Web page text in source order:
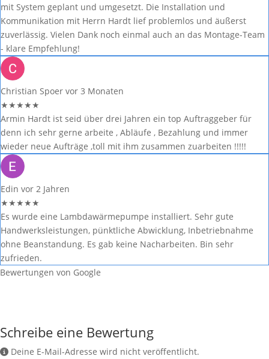
mit System geplant und umgesetzt. Die Installation und
Kommunikation mit Herrn Hardt lief problemlos und äußerst
zuverlässig. Vielen Dank noch einmal auch an das Montage-Team
- klare Empfehlung!
Christian Spoer vor 3 Monaten
★★★★★
Armin Hardt ist seid über drei Jahren ein top Auftraggeber für
denn ich sehr gerne arbeite , Abläufe , Bezahlung und immer
wieder neue Aufträge ,toll mit ihm zusammen zuarbeiten !!!!!
Edin vor 2 Jahren
★★★★★
Es wurde eine Lambdawärmepumpe installiert. Sehr gute
Handwerksleistungen, pünktliche Abwicklung, Inbetriebnahme
ohne Beanstandung. Es gab keine Nacharbeiten. Bin sehr
zufrieden.
Bewertungen von Google
Schreibe eine Bewertung
Deine E-Mail-Adresse wird nicht veröffentlicht.